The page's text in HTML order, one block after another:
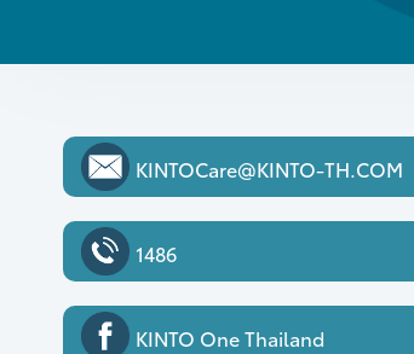
KINTOCare@KINTO-TH.COM
1486
KINTO One Thailand